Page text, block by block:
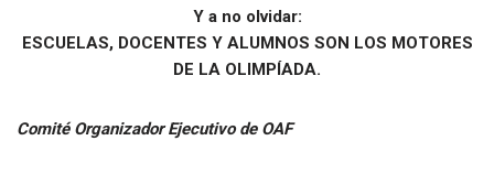
Y a no olvidar:
ESCUELAS, DOCENTES Y ALUMNOS SON LOS MOTORES
DE LA OLIMPÍADA.
Comité Organizador Ejecutivo de OAF